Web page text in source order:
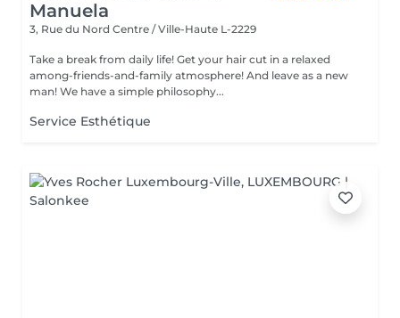
Manuela
3, Rue du Nord Centre / Ville-Haute L-2229
Take a break from daily life! Get your hair cut in a relaxed
among-friends-and-family atmosphere! And leave as a new
man! We have a simple philosophy...
Service Esthétique